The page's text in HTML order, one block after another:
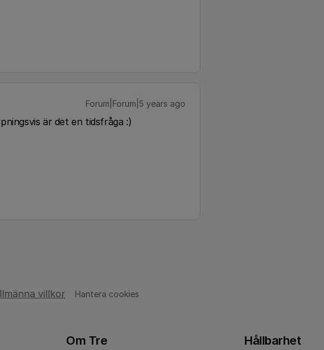
Forum|Forum|5 years ago
är det en tidsfråga :)
villkor Hantera cookies
Om Tre Hållbarhet